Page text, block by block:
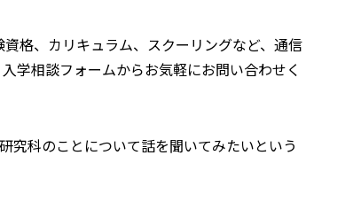
格、カリキュラム、スクーリングなど、通信
学相談フォームからお気軽にお問い合わせく
究科のことについて話を聞いてみたいという